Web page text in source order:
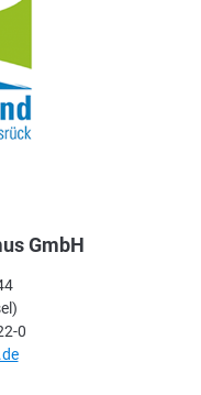
GmbH
0